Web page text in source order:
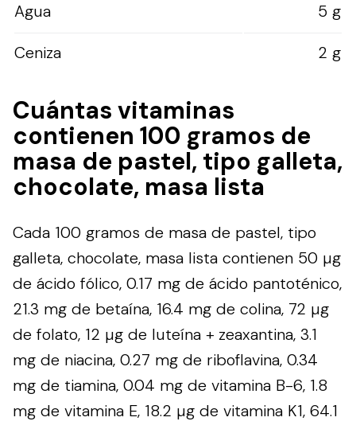
Agua
5 g
Ceniza
2 g
Cuántas vitaminas
contienen 100 gramos de
masa de pastel, tipo galleta,
chocolate, masa lista
Cada 100 gramos de masa de pastel, tipo
galleta, chocolate, masa lista contienen 50 µg
de ácido fólico, 0.17 mg de ácido pantoténico,
21.3 mg de betaína, 16.4 mg de colina, 72 µg
de folato, 12 µg de luteína + zeaxantina, 3.1
mg de niacina, 0.27 mg de riboflavina, 0.34
mg de tiamina, 0.04 mg de vitamina B-6, 1.8
mg de vitamina E, 18.2 µg de vitamina K1, 64.1